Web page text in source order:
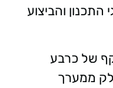
והביצוע
של כרבע
ממערך